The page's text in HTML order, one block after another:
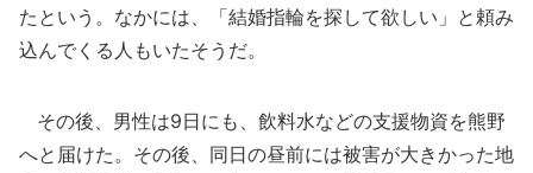
たという。なかには、「結婚指輪を探して欲しい」と頼み
込んでくる人もいたそうだ。
その後、男性は9日にも、飲料水などの支援物資を熊野
へと届けた。その後、同日の昼前には被害が大きかった地